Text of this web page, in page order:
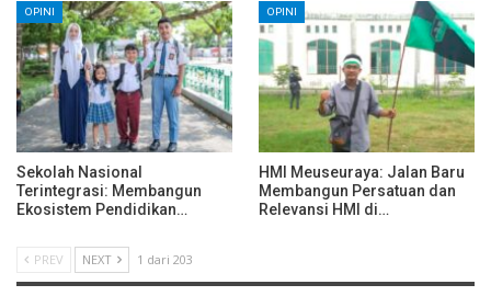
OPINI
Sekolah Nasional
Terintegrasi: Membangun
Ekosistem Pendidikan…
OPINI
HMI Meuseuraya: Jalan Baru
Membangun Persatuan dan
Relevansi HMI di…
PREV NEXT 1 dari 203